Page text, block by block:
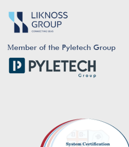
Μember of the Pyletech Group